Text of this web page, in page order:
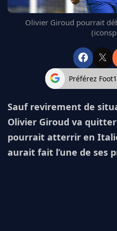
L'AVIS DE LA RÉDAC'
Olivier Giroud pourrait
Préférez
Sauf revirement de
Olivier Giroud va
pourrait atterrir en
aurait fait l’une de ses